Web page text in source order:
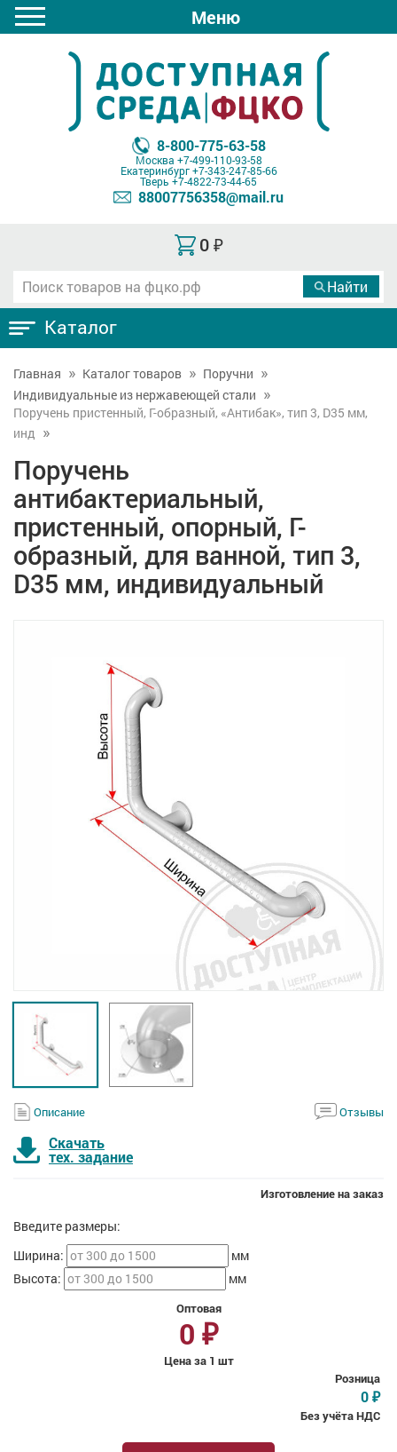
Меню
8-800-775-63-58
Москва +7-499-110-93-58
Екатеринбург+7-343-247-85-66
Тверь +7-4822-73-44-65
88007756358@mail.ru
0 ₽
Каталог
Главная Каталог товаров
Поручни
Индивидуальные из нержавеющей стали
Поручень пристенный, Г-образный, «Антибак», тип 3, D35 мм,
инд
Поручень
антибактериальный,
пристенный, опорный, Г-
образный, для ванной, тип 3,
D35 мм, индивидуальный
Описание Отзывы
Скачать
тех. задание
Изготовление на заказ
Введите размеры:
Ширина:
мм
Высота:
мм
Оптовая
0 ₽
Цена за 1 шт
Розница
0 ₽
Без учёта НДС